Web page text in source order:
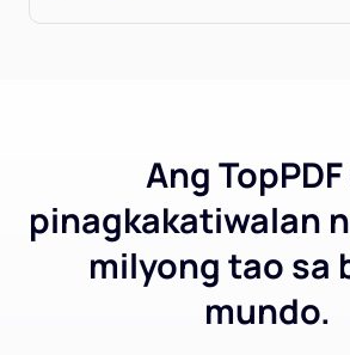
Ang
pinagkakatiwalan
milyong tao sa
mundo.